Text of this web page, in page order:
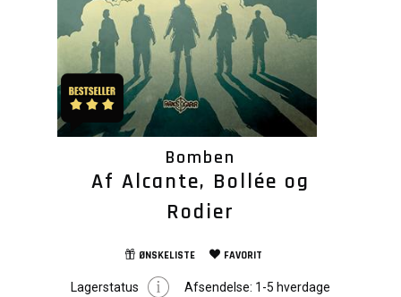
Bomben
Af Alcante, Bollée og
Rodier
ØNSKELISTE FAVORIT
Lagerstatus Afsendelse: 1-5 hverdage